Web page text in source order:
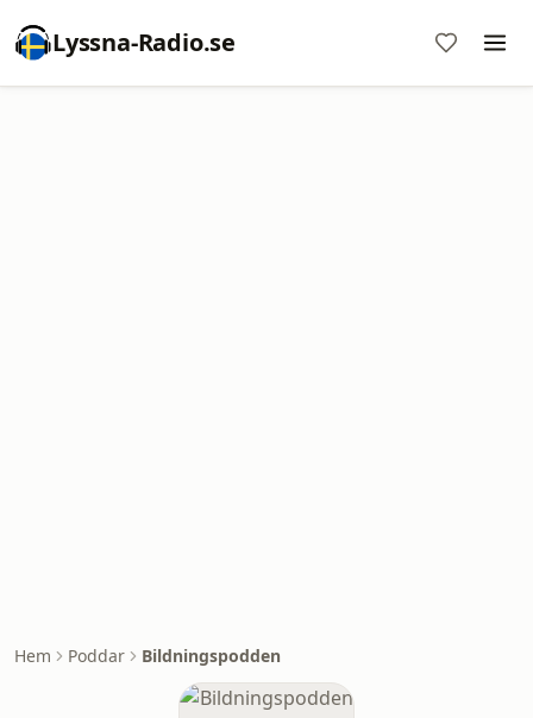
Lyssna-Radio.se
Hem Poddar Bildningspodden